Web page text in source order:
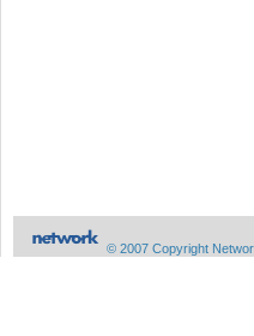
© 2007 Copyright